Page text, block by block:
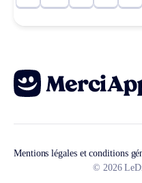
Mentions légales et conditions
© 2026